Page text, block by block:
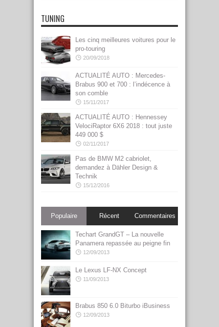
TUNING
Les cinq meilleures voitures pour le
pro-touring
20/09/2018
ACTUALITÉ AUTO : Mercedes-
Brabus 900 et 700 : l’indécence à
son comble
15/11/2017
ACTUALITÉ AUTO : Hennessey
VelociRaptor 6X6 2018 : tout juste
449 000 $
02/11/2017
Pas de BMW M2 cabriolet,
demandez à Dähler Design &
Technik
15/12/2016
Populaire Récent Commentaires
Techart GrandGT – La nouvelle
Panamera repassée au peigne fin
12/09/2013
Le Lexus LF-NX Concept
11/09/2013
Brabus 850 6.0 Biturbo iBusiness
12/09/2013